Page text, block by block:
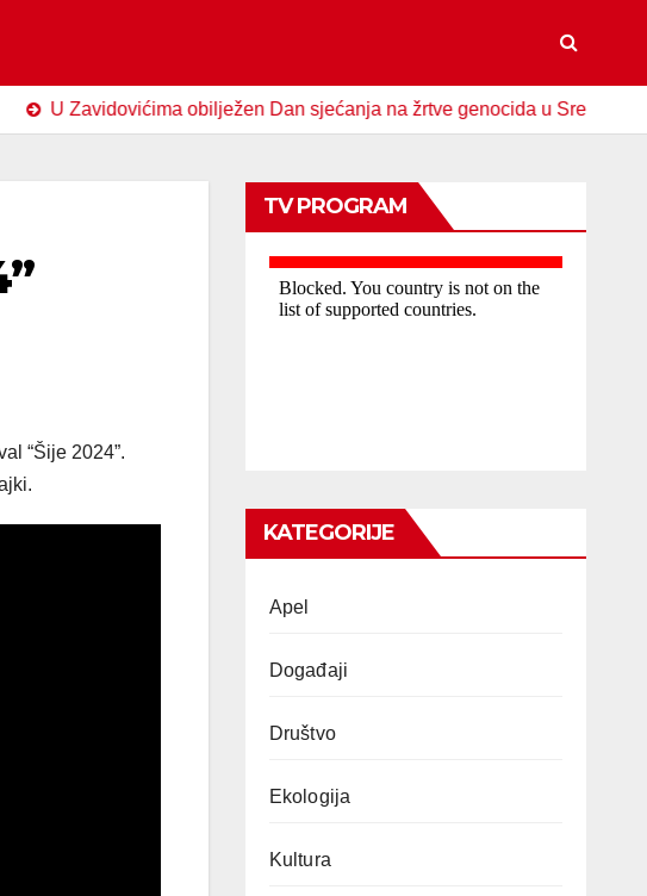
Zavidovićima obilježen Dan sjećanja na žrtve genocida u Srebrenici
“Šije 2024”.
TV PROGRAM
KATEGORIJE
Apel
Događaji
Društvo
Ekologija
Kultura